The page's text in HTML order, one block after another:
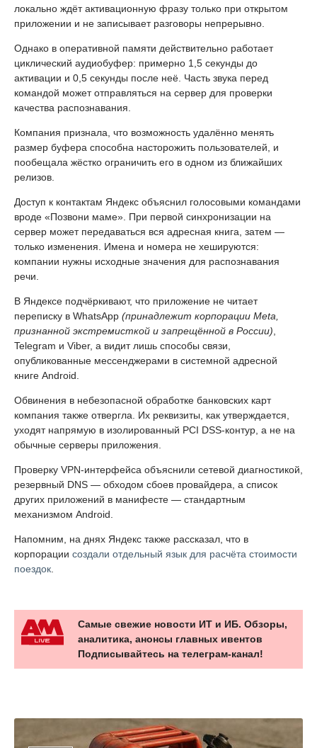
локально ждёт активационную фразу только при открытом
приложении и не записывает разговоры непрерывно.
Однако в оперативной памяти действительно работает
циклический аудиобуфер: примерно 1,5 секунды до
активации и 0,5 секунды после неё. Часть звука перед
командой может отправляться на сервер для проверки
качества распознавания.
Компания признала, что возможность удалённо менять
размер буфера способна насторожить пользователей, и
пообещала жёстко ограничить его в одном из ближайших
релизов.
Доступ к контактам Яндекс объяснил голосовыми командами
вроде «Позвони маме». При первой синхронизации на
сервер может передаваться вся адресная книга, затем —
только изменения. Имена и номера не хешируются:
компании нужны исходные значения для распознавания
речи.
В Яндексе подчёркивают, что приложение не читает
переписку в WhatsApp (принадлежит корпорации Meta,
признанной экстремисткой и запрещённой в России)
Telegram и Viber, а видит лишь способы связи,
опубликованные мессенджерами в системной адресной
книге Android.
Обвинения в небезопасной обработке банковских карт
компания также отвергла. Их реквизиты, как утверждается,
уходят напрямую в изолированный PCI DSS-контур, а не на
обычные серверы приложения.
Проверку VPN-интерфейса объяснили сетевой диагностикой,
резервный DNS — обходом сбоев провайдера, а список
других приложений в манифесте — стандартным
механизмом Android.
Напомним, на днях Яндекс также рассказал, что в
корпорации создали отдельный язык для расчёта стоимости
поездок
Самые свежие новости ИТ и ИБ. Обзоры,
аналитика, анонсы главных ивентов
Подписывайтесь на телеграм-канал!